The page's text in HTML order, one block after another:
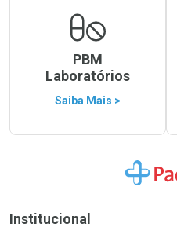
PBM
Laboratórios
Saiba Mais >
Ir para a
Institucional